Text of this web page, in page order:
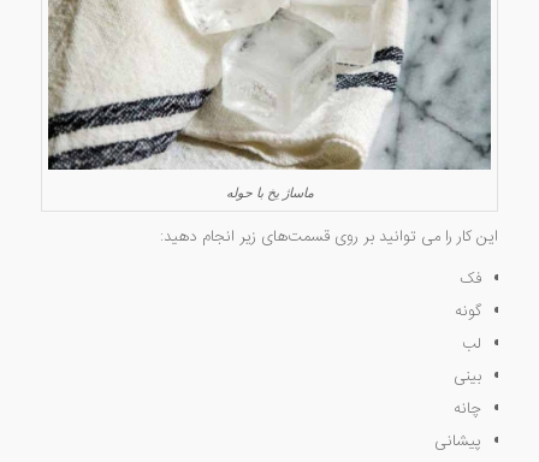
ماساژ یخ با حوله
این کار را می توانید بر روی قسمت‌های زیر انجام دهید:
فک
گونه
لب
بینی
چانه
پیشانی